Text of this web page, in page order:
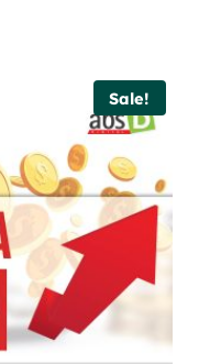
Sale!